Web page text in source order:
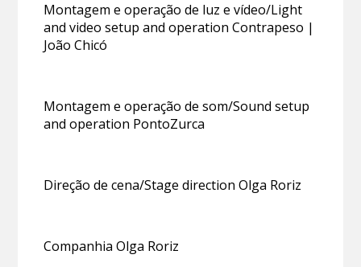
Montagem e operação de luz e vídeo/Light
and video setup and operation Contrapeso |
João Chicó
Montagem e operação de som/Sound setup
and operation PontoZurca
Direção de cena/Stage direction Olga Roriz
Companhia Olga Roriz